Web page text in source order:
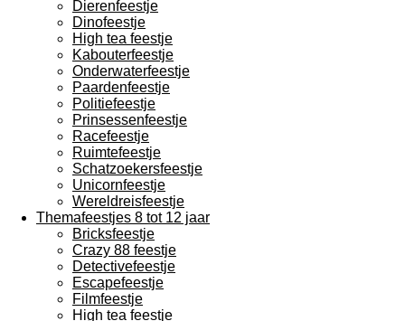
Dierenfeestje
Dinofeestje
High tea feestje
Kabouterfeestje
Onderwaterfeestje
Paardenfeestje
Politiefeestje
Prinsessenfeestje
Racefeestje
Ruimtefeestje
Schatzoekersfeestje
Unicornfeestje
Wereldreisfeestje
Themafeestjes 8 tot 12 jaar
Bricksfeestje
Crazy 88 feestje
Detectivefeestje
Escapefeestje
Filmfeestje
High tea feestje